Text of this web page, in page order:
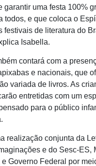
garantir uma festa 100%
todos, e que coloca o
festivais de literatura do
Isabella.
contará com a
e nacionais, que
variada de livros. As
entretidas com um
para o público
realização conjunta da
e do Sesc-ES,
Governo Federal por